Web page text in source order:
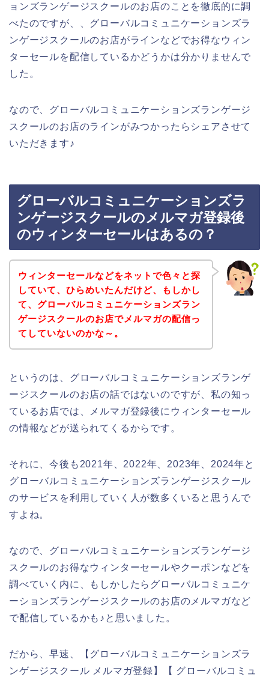
ョンズランゲージスクールのお店のことを徹底的に調
べたのですが、、グローバルコミュニケーションズラ
ンゲージスクールのお店がラインなどでお得なウィン
ターセールを配信しているかどうかは分かりませんで
した。
なので、グローバルコミュニケーションズランゲージ
スクールのお店のラインがみつかったらシェアさせて
いただきます♪
グローバルコミュニケーションズラ
ンゲージスクールのメルマガ登録後
のウィンターセールはあるの？
ウィンターセールなどをネットで色々と探
していて、ひらめいたんだけど、もしかし
て、グローバルコミュニケーションズラン
ゲージスクールのお店でメルマガの配信っ
てしていないのかな～。
というのは、グローバルコミュニケーションズランゲ
ージスクールのお店の話ではないのですが、私の知っ
ているお店では、メルマガ登録後にウィンターセール
の情報などが送られてくるからです。
それに、今後も2021年、2022年、2023年、2024年と
グローバルコミュニケーションズランゲージスクール
のサービスを利用していく人が数多くいると思うんで
すよね。
なので、グローバルコミュニケーションズランゲージ
スクールのお得なウィンターセールやクーポンなどを
調べていく内に、もしかしたらグローバルコミュニケ
ーションズランゲージスクールのお店のメルマガなど
で配信しているかも♪と思いました。
だから、早速、【グローバルコミュニケーションズラ
ンゲージスクール メルマガ登録】【 グローバルコミュ